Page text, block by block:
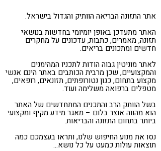
אתר התזונה הבריאה הוותיק והגדול בישראל.
האתר מתעדכן באופן יומיומי בחדשות בנושאי
תזונה, מאמרים, כתבות, עדכונים על מחקרים
חדשים ומתכונים בריאים.
לאתר מוניטין גבוה הודות לתכניו המהימנים
והמקצועיים, שכן מרבית הכותבים באתר הינם אנשי
מקצוע בתחום, כגון נטורופתים, תזונאים, רופאים,
מטפלים ברפואה משלימה ועוד.
בשל הוותק הרב והתכנים המתחדשים של האתר
הוא מהווה אוצר בלום – מאגר מידע מקיף ומקצועי
ביותר בתחום התזונה והבריאות.
נסו את מנוע החיפוש שלנו, ותראו בעצמכם כמה
תוצאות עולות כמעט על כל נושא…